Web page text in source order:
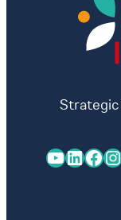
Strategic
YouTube LinkedIn Facebook Instagram